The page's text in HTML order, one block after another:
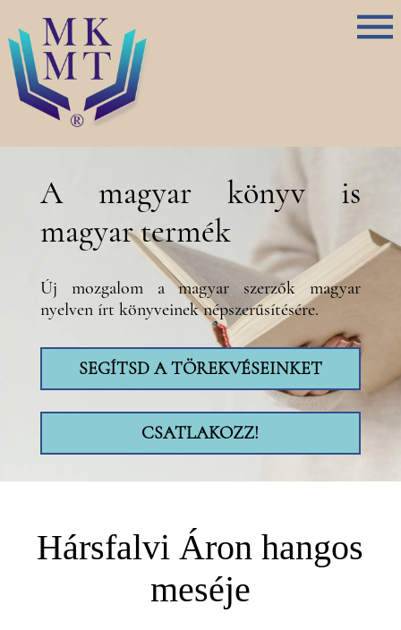
A magyar könyv is
magyar termék
Új mozgalom a magyar szerzők magyar
nyelven írt könyveinek népszerűsítésére.
SEGÍTSD A TÖREKVÉSEINKET
CSATLAKOZZ!
Hársfalvi Áron hangos
meséje